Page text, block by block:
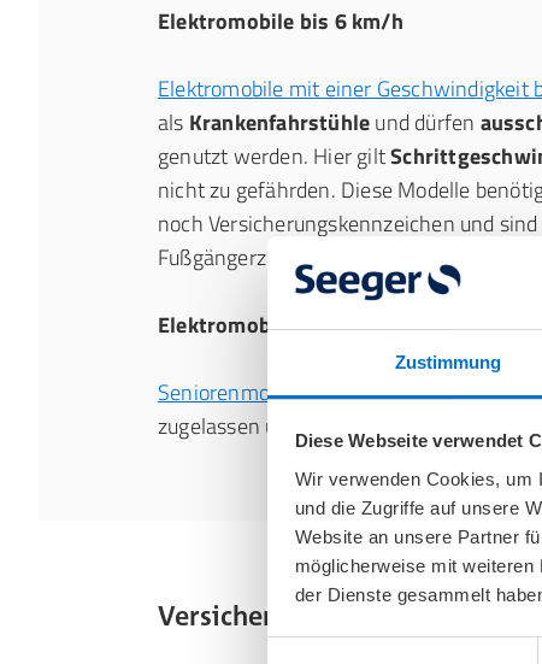
Zustimmung
Diese Webseite verwendet
Wir verwenden Cookies, um
und die Zugriffe auf unsere
Website an unsere Partner
möglicherweise mit
der Dienste gesammelt
Elektromobile bis 6 km/h
Elektromobile mit einer Geschwindigkeit
als Krankenfahrstühleund dürfen
genutzt werden. Hier gilt
nicht zu gefährden. Diese Modelle
noch Versicherungskennzeichen und
Fußgängerzonen oder auf dem Bürgersteig.
Elektromobile bis 15 km/h
Seniorenmobile mit bis zu 15 km/hsind
zugelassen und müssen auf
Radwegen
Versicherung und rechtliche